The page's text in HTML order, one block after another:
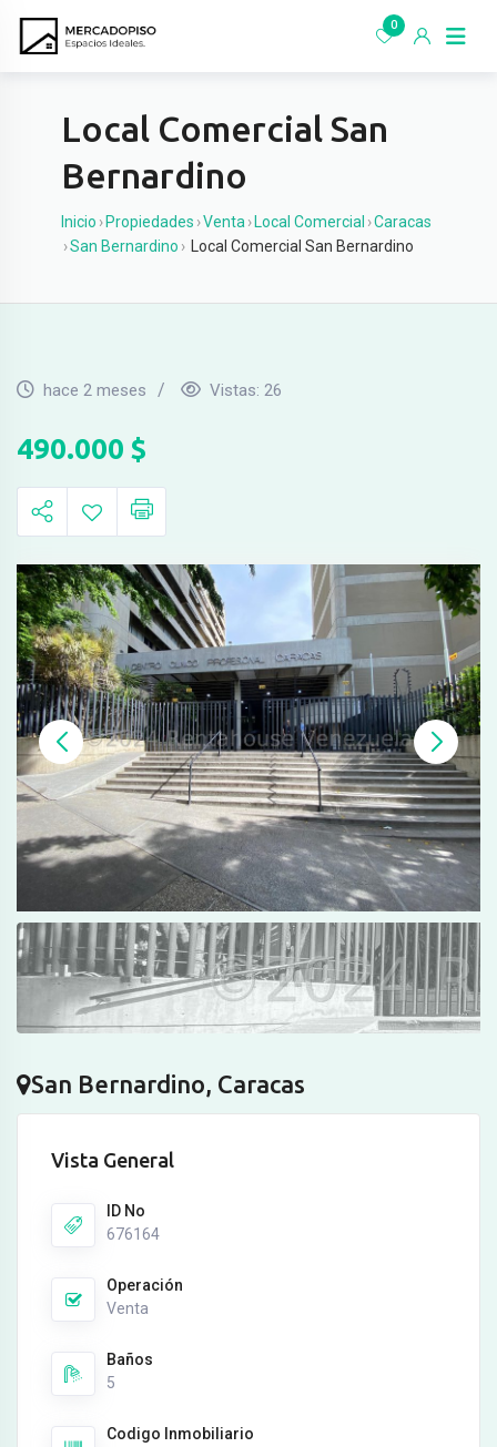
0
Local Comercial San
Bernardino
Inicio › Propiedades ›Venta › Local Comercial ›Caracas
›San Bernardino › Local Comercial San Bernardino
hace 2 meses Vistas: 26
490.000 $
San Bernardino, Caracas
Vista General
ID No
676164
Operación
Venta
Baños
5
Codigo Inmobiliario